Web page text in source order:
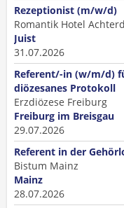
Rezeptionist (m/w/d)
Romantik Hotel
Juist
31.07.2026
Referent/-in (w/m/d)
diözesanes Protokoll
Erzdiözese Freiburg
Freiburg im Breisgau
29.07.2026
Referent in der
Bistum Mainz
Mainz
28.07.2026